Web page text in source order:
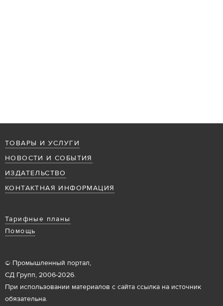
ТОВАРЫ И УСЛУГИ
НОВОСТИ И СОБЫТИЯ
ИЗДАТЕЛЬСТВО
КОНТАКТНАЯ ИНФОРМАЦИЯ
Тарифные планы
Помощь
© Промышленный портал,
СД Групп, 2006-2026.
При использовании материалов с сайта ссылка на источник
обязательна.